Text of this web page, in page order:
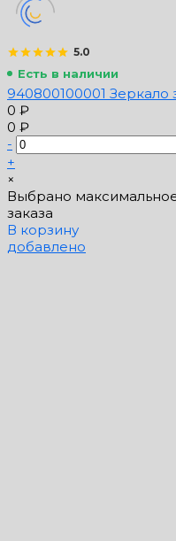
5.0
Есть в наличии
940800100001 Зеркало
0 ₽
0 ₽
-
+
×
Выбрано
заказа
В корзину
добавлено